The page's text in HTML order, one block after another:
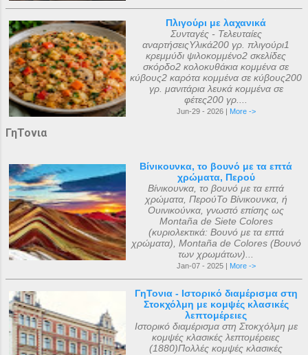
Πλιγούρι με λαχανικά
Συνταγές - Τελευταίες
αναρτήσειςΥλικά200 γρ. πλιγούρι1
κρεμμύδι ψιλοκομμένο2 σκελίδες
σκόρδο2 κολοκυθάκια κομμένα σε
κύβους2 καρότα κομμένα σε κύβους200
γρ. μανιτάρια λευκά κομμένα σε
φέτες200 γρ....
Jun-29 - 2026 | More ->
ΓηΤονια
Βίνικουνκα, το βουνό με τα επτά
χρώματα, Περού
Βίνικουνκα, το βουνό με τα επτά
χρώματα, ΠερούΤο Βίνικουνκα, ή
Ουινικούνκα, γνωστό επίσης ως
Montaña de Siete Colores
(κυριολεκτικά: Βουνό με τα επτά
χρώματα), Montaña de Colores (Βουνό
των χρωμάτων)...
Jan-07 - 2025 | More ->
ΓηΤονια - Ιστορικό διαμέρισμα στη
Στοκχόλμη με κομψές κλασικές
λεπτομέρειες
Ιστορικό διαμέρισμα στη Στοκχόλμη με
κομψές κλασικές λεπτομέρειες
(1880)Πολλές κομψές κλασικές